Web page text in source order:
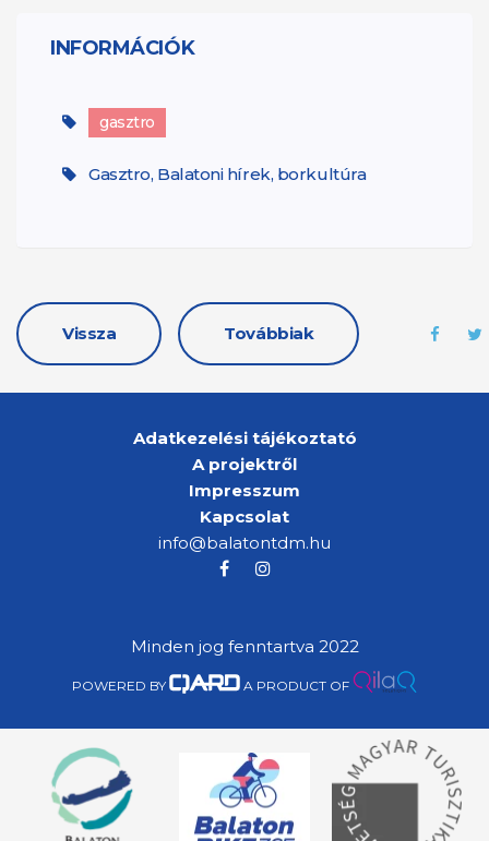
INFORMÁCIÓK
gasztro
Gasztro, Balatoni hírek, borkultúra
Vissza Továbbiak
Adatkezelési tájékoztató
A projektről
Impresszum
Kapcsolat
info@balatontdm.hu
Minden jog fenntartva 2022
POWERED BY A PRODUCT OF